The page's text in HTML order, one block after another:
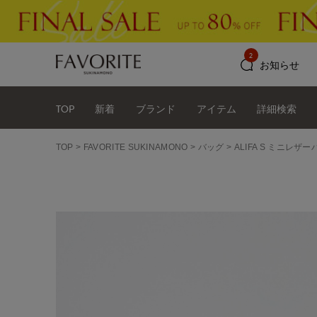
お知らせ
2
TOP 新着 ブランド アイテム 詳細検索
TOP FAVORITE SUKINAMONO バッグ ALIFA S ミニレザー